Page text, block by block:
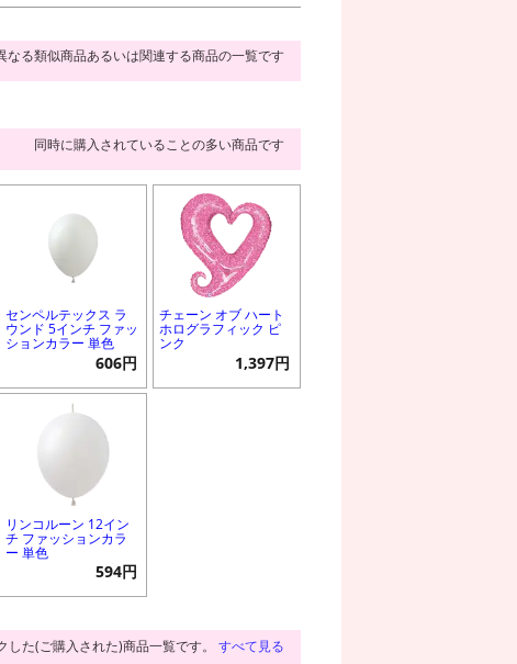
なる類似商品あるいは関連する商品の一覧です
同時に購入されていることの多い商品です
センペルテックス ラ
ウンド 5インチ ファッ
ションカラー 単色
606円
チェーン オブ ハート
ホログラフィック ピ
ンク
1,397円
リンコルーン 12イン
チ ファッションカラ
ー 単色
594円
した(ご購入された)商品一覧です。 すべて見る